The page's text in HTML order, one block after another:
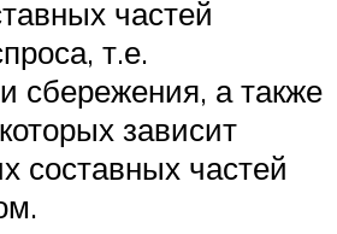
частей
т.е.
сбережения, а также
зависит
составных частей